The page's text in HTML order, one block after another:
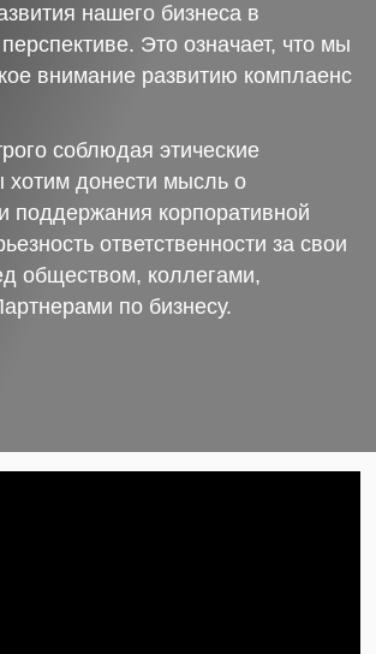
нашего бизнеса в
Это означает, что мы
внимание развитию комплаенс
соблюдая этические
хотим донести мысль о
поддержания корпоративной
ответственности за свои
обществом, коллегами,
по бизнесу.